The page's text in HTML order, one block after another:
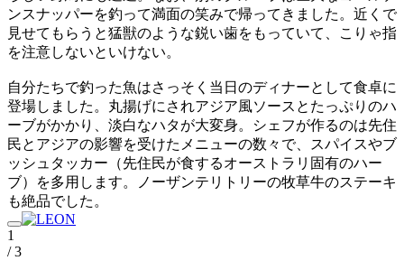
ンスナッパーを釣って満面の笑みで帰ってきました。近くで
見せてもらうと猛獣のような鋭い歯をもっていて、こりゃ指
を注意しないといけない。
自分たちで釣った魚はさっそく当日のディナーとして食卓に
登場しました。丸揚げにされアジア風ソースとたっぷりのハ
ーブがかかり、淡白なハタが大変身。シェフが作るのは先住
民とアジアの影響を受けたメニューの数々で、スパイスやブ
ッシュタッカー（先住民が食するオーストラリ固有のハー
ブ）を多用します。ノーザンテリトリーの牧草牛のステーキ
も絶品でした。
1
/ 3